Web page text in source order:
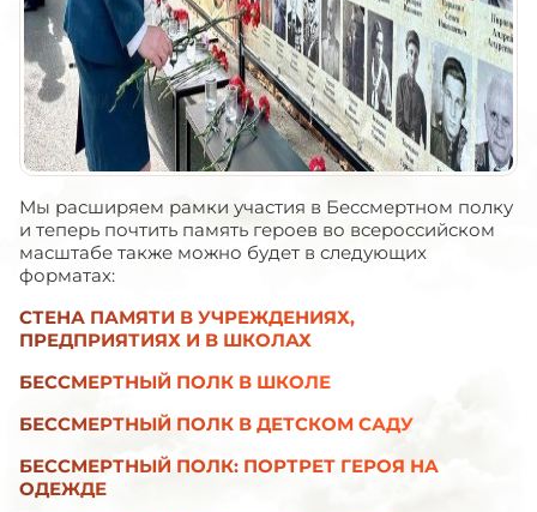
Мы расширяем рамки участия в Бессмертном полку
и теперь почтить память героев во всероссийском
масштабе также можно будет в следующих
форматах:
СТЕНА ПАМЯТИ В УЧРЕЖДЕНИЯХ,
ПРЕДПРИЯТИЯХ И В ШКОЛАХ
БЕССМЕРТНЫЙ ПОЛК В ШКОЛЕ
БЕССМЕРТНЫЙ ПОЛК В ДЕТСКОМ САДУ
БЕССМЕРТНЫЙ ПОЛК: ПОРТРЕТ ГЕРОЯ НА
ОДЕЖДЕ